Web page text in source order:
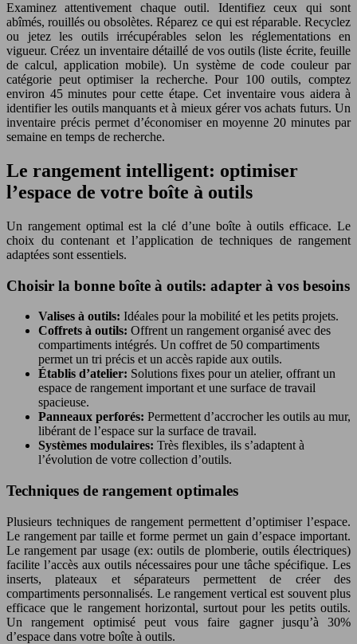
Examinez attentivement chaque outil. Identifiez ceux qui sont
abîmés, rouillés ou obsolètes. Réparez ce qui est réparable. Recyclez
ou jetez les outils irrécupérables selon les réglementations en
vigueur. Créez un inventaire détaillé de vos outils (liste écrite, feuille
de calcul, application mobile). Un système de code couleur par
catégorie peut optimiser la recherche. Pour 100 outils, comptez
environ 45 minutes pour cette étape. Cet inventaire vous aidera à
identifier les outils manquants et à mieux gérer vos achats futurs. Un
inventaire précis permet d’économiser en moyenne 20 minutes par
semaine en temps de recherche.
Le rangement intelligent: optimiser
l’espace de votre boîte à outils
Un rangement optimal est la clé d’une boîte à outils efficace. Le
choix du contenant et l’application de techniques de rangement
adaptées sont essentiels.
Choisir la bonne boîte à outils: adapter à vos besoins
Valises à outils: Idéales pour la mobilité et les petits projets.
Coffrets à outils: Offrent un rangement organisé avec des
compartiments intégrés. Un coffret de 50 compartiments
permet un tri précis et un accès rapide aux outils.
Établis d’atelier: Solutions fixes pour un atelier, offrant un
espace de rangement important et une surface de travail
spacieuse.
Panneaux perforés: Permettent d’accrocher les outils au mur,
libérant de l’espace sur la surface de travail.
Systèmes modulaires: Très flexibles, ils s’adaptent à
l’évolution de votre collection d’outils.
Techniques de rangement optimales
Plusieurs techniques de rangement permettent d’optimiser l’espace.
Le rangement par taille et forme permet un gain d’espace important.
Le rangement par usage (ex: outils de plomberie, outils électriques)
facilite l’accès aux outils nécessaires pour une tâche spécifique. Les
inserts, plateaux et séparateurs permettent de créer des
compartiments personnalisés. Le rangement vertical est souvent plus
efficace que le rangement horizontal, surtout pour les petits outils.
Un rangement optimisé peut vous faire gagner jusqu’à 30%
d’espace dans votre boîte à outils.